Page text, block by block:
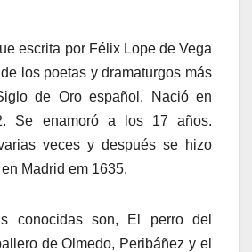
escrita por Félix Lope de Vega
los poetas y dramaturgos más
de Oro español. Nació en
Se enamoró a los 17 años.
veces y después se hizo
Madrid em 1635.
conocidas son, El perro del
de Olmedo, Peribáñez y el